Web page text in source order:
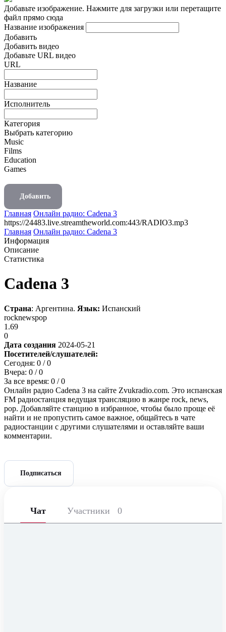
Добавьте изображение. Нажмите для загрузки или перетащите
файл прямо сюда
Название изображения
Добавить
Добавить видео
Добавьте URL видео
URL
Название
Исполнитель
Категория
Выбрать категорию
Music
Films
Education
Games
Добавить
Главная Онлайн радио: Cadena 3
https://24483.live.streamtheworld.com:443/RADIO3.mp3
Главная Онлайн радио: Cadena 3
Информация
Описание
Статистика
Cadena 3
Страна: Аргентина. Язык: Испанский
rocknewspop
1.69
0
Дата создания 2024-05-21
Посетителей/слушателей:
Сегодня: 0 / 0
Вчера: 0 / 0
За все время: 0 / 0
Онлайн радио Cadena 3 на сайте Zvukradio.com. Это испанская
FM радиостанция ведущая трансляцию в жанре rock, news,
pop. Добавляйте станцию в избранное, чтобы было проще её
найти и не пропустить самое важное, общайтесь в чате
радиостанции с другими слушателями и оставляйте ваши
комментарии.
Подписаться
Чат Участники 0